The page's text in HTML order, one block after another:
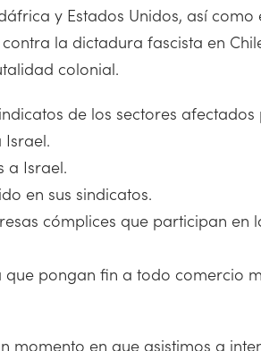
y Estados Unidos, así
la dictadura fascista en
colonial.
de los sectores
a Israel.
en sus sindicatos.
cómplices que participan
pongan fin a todo comercio
momento en que asistimos a